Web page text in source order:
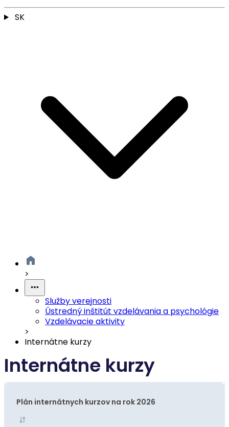
SK
>
Služby verejnosti
Ústredný inštitút vzdelávania a psychológie
Vzdelávacie aktivity
>
Internátne kurzy
Internátne kurzy
Plán internátnych kurzov na rok 2026